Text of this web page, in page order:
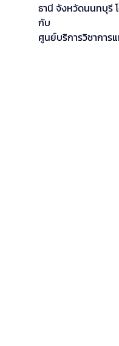
ธานี จังหวัดนนทบุรี
กับ
ศูนย์บริการวิชากา